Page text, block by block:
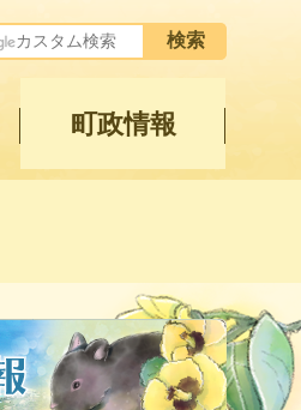
町政情報